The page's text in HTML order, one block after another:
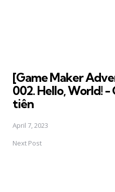
[Game Maker
002. Hello, World!
tiên
April 7, 2023
Next Post